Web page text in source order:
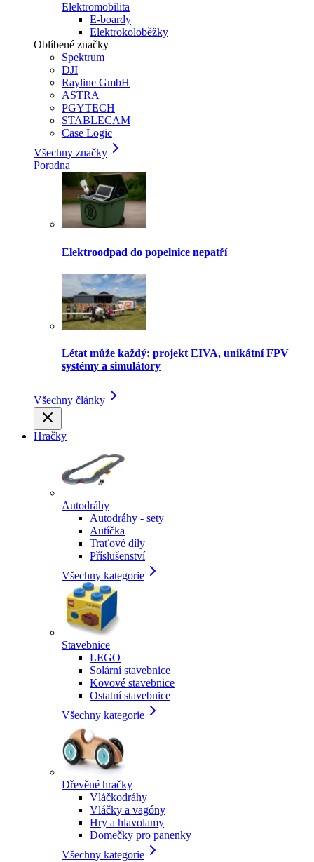
Elektromobilita
E-boardy
Elektrokoloběžky
Oblíbené značky
Spektrum
DJI
Rayline GmbH
ASTRA
PGYTECH
STABLECAM
Case Logic
Všechny značky
Poradna
Elektroodpad do popelnice nepatří
Létat může každý: projekt EIVA, unikátní FPV
systémy a simulátory
Všechny články
Hračky
Autodráhy
Autodráhy - sety
Autíčka
Traťové díly
Příslušenství
Všechny kategorie
Stavebnice
LEGO
Solární stavebnice
Kovové stavebnice
Ostatní stavebnice
Všechny kategorie
Dřevěné hračky
Vláčkodráhy
Vláčky a vagóny
Hry a hlavolamy
Domečky pro panenky
Všechny kategorie